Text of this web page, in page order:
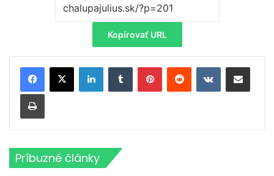
Kopírovať URL
LinkedInTumblr PinterestReddit VKontakteZdieľať cez email
Tlačiť
Príbuzné články